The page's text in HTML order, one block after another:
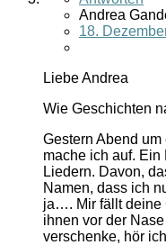
Andrea
18.
Liebe Andrea
Wie Geschichten
Gestern Abend
mache ich auf. Ein
Liedern. Davon,
Namen, dass ich
ja…. Mir fällt deine
ihnen vor der
verschenke, hör